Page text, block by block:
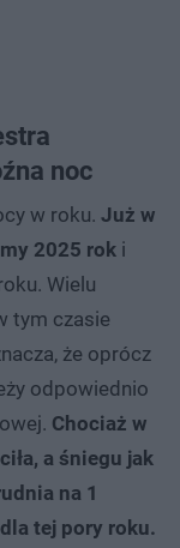
noc
w roku. Już w
2025 rok i
Wielu
tym czasie
że oprócz
odpowiednio
Chociaż w
a śniegu jak
na 1
tej pory roku.